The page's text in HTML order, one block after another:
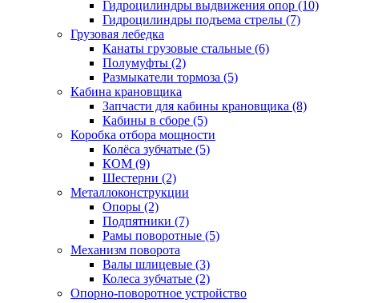
Гидроцилиндры выдвижения опор (10)
Гидроцилиндры подъема стрелы (7)
Грузовая лебедка
Канаты грузовые стальные (6)
Полумуфты (2)
Размыкатели тормоза (5)
Кабина крановщика
Запчасти для кабины крановщика (8)
Кабины в сборе (5)
Коробка отбора мощности
Колёса зубчатые (5)
КОМ (9)
Шестерни (2)
Металлоконструкции
Опоры (2)
Подпятники (7)
Рамы поворотные (5)
Механизм поворота
Валы шлицевые (3)
Колеса зубчатые (2)
Опорно-поворотное устройство